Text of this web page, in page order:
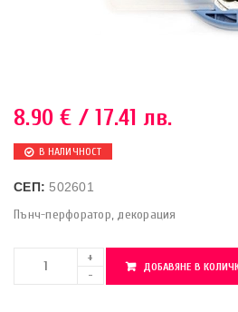
8.90€ / 17.41 лв.
В НАЛИЧНОСТ
СЕП: 502601
Пънч-перфоратор, декорация
ДОБАВЯНЕ В